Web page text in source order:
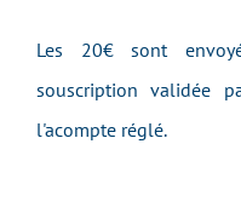
Les 20€ sont
souscription validée
l'acompte réglé.